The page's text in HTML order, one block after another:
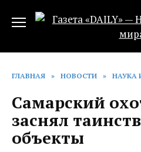
ГЛАВНАЯ » НОВОСТИ » НАУКА
Самарский
заснял
объекты